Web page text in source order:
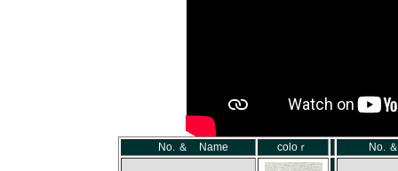
No. ＆ Name coloｒ No.